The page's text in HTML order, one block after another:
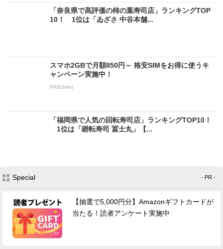
「奈良県で高評価の柿の葉寿司店」ランキングTOP
10！ 1位は「ゐざさ 中谷本舗...
スマホ2GBで月額850円～ 格安SIMをお得に使うキ
ャンペーン実施中！
PR(IIJmio)
「福岡県で人気の回転寿司店」ランキングTOP10！
1位は「廻転寿司 冨士丸」【...
Special - PR -
【抽選で5,000円分】Amazonギフトカードが
当たる！読者アンケート実施中